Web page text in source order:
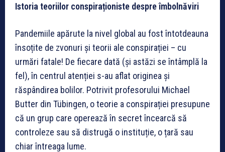
Istoria teoriilor conspiraționiste despre îmbolnăviri
Pandemiile apărute la nivel global au fost întotdeauna
însoțite de zvonuri și teorii ale conspirației – cu
urmări fatale! De fiecare dată (și astăzi se întâmplă la
fel), în centrul atenției s-au aflat originea și
răspândirea bolilor. Potrivit profesorului Michael
Butter din Tübingen, o teorie a conspirației presupune
că un grup care operează în secret încearcă să
controleze sau să distrugă o instituție, o țară sau
chiar întreaga lume.